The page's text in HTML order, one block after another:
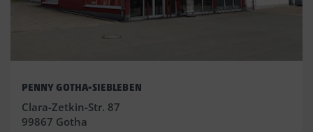
PENNY GOTHA-SIEBLEBEN
Clara-Zetkin-Str. 87
99867 Gotha